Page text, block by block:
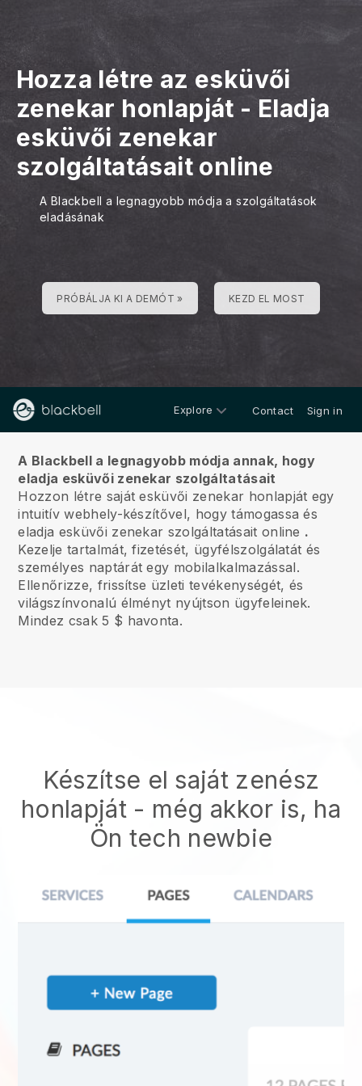
Hozza létre az esküvői
zenekar honlapját - Eladja
esküvői zenekar
szolgáltatásait online
A Blackbell a legnagyobb módja a szolgáltatások
eladásának
PRÓBÁLJA KI A DEMÓT » KEZD EL MOST
Explore Contact Sign in
A Blackbell a legnagyobb módja annak, hogy
eladja esküvői zenekar szolgáltatásait
Hozzon létre saját esküvői zenekar honlapját egy
intuitív webhely-készítővel, hogy támogassa és
eladja esküvői zenekar szolgáltatásait online .
Kezelje tartalmát, fizetését, ügyfélszolgálatát és
személyes naptárát egy mobilalkalmazással.
Ellenőrizze, frissítse üzleti tevékenységét, és
világszínvonalú élményt nyújtson ügyfeleinek.
Mindez csak 5 $ havonta.
Készítse el saját zenész
honlapját- még akkor is, ha
Ön tech newbie